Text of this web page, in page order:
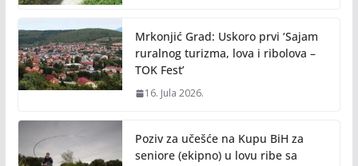
Mrkonjić Grad: Uskoro prvi ‘Sajam
ruralnog turizma, lova i ribolova –
TOK Fest’
16. Jula 2026.
Poziv za učešće na Kupu BiH za
seniore (ekipno) u lovu ribe sa